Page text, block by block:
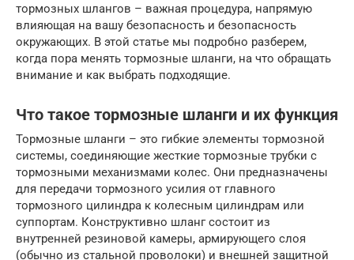
тормозных шлангов – важная процедура, напрямую
влияющая на вашу безопасность и безопасность
окружающих. В этой статье мы подробно разберем,
когда пора менять тормозные шланги, на что обращать
внимание и как выбрать подходящие.
Что такое тормозные шланги и их функция
Тормозные шланги – это гибкие элементы тормозной
системы, соединяющие жесткие тормозные трубки с
тормозными механизмами колес. Они предназначены
для передачи тормозного усилия от главного
тормозного цилиндра к колесным цилиндрам или
суппортам. Конструктивно шланг состоит из
внутренней резиновой камеры, армирующего слоя
(обычно из стальной проволоки) и внешней защитной